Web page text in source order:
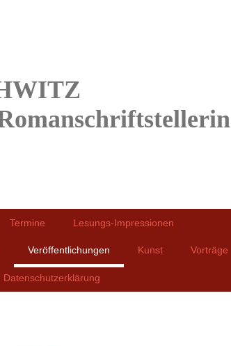
Termine Lesungs-Impressionen
Veröffentlichungen Kunst Vorträge
Datenschutzerklärung